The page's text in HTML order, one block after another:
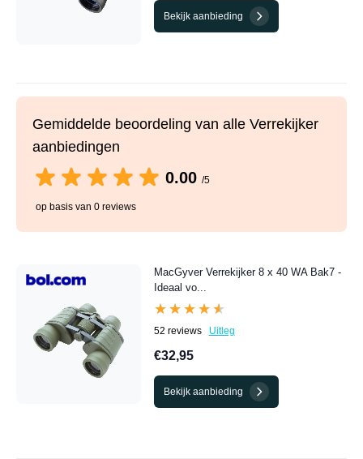
Bekijk aanbieding
Gemiddelde beoordeling van alle Verrekijker
aanbiedingen
0.00 /5
op basis van 0 reviews
MacGyver Verrekijker 8 x 40 WA Bak7 -
Ideaal vo...
★★★★★
★★★★★
52 reviews Uitleg
€32,95
Bekijk aanbieding